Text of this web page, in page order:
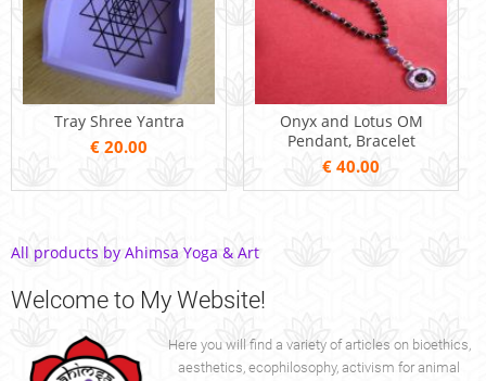
Tray Shree Yantra
€ 20.00
Onyx and Lotus OM
Pendant, Bracelet
€ 40.00
All products by Ahimsa Yoga & Art
Welcome to My Website!
Here you will find a variety of articles on bioethics,
aesthetics, ecophilosophy, activism for animal